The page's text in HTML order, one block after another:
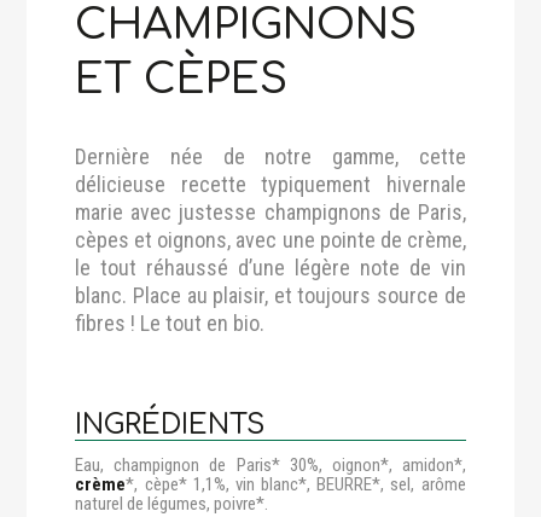
CHAMPIGNONS
ET CÈPES
Dernière née de notre gamme, cette
délicieuse recette typiquement hivernale
marie avec justesse champignons de Paris,
cèpes et oignons, avec une pointe de crème,
le tout réhaussé d’une légère note de vin
blanc. Place au plaisir, et toujours source de
fibres ! Le tout en bio.
INGRÉDIENTS
Eau, champignon de Paris* 30%, oignon*, amidon*,
crème*, cèpe* 1,1%, vin blanc*, BEURRE*, sel, arôme
naturel de légumes, poivre*.